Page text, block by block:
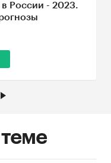
России - 2023.